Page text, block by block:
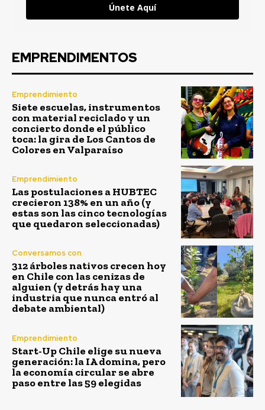
Únete Aquí
EMPRENDIMENTOS
Emprendimiento
Siete escuelas, instrumentos
con material reciclado y un
concierto donde el público
toca: la gira de Los Cantos de
Colores en Valparaíso
Emprendimiento
Las postulaciones a HUBTEC
crecieron 138% en un año (y
estas son las cinco tecnologías
que quedaron seleccionadas)
Conversamos con
312 árboles nativos crecen hoy
en Chile con las cenizas de
alguien (y detrás hay una
industria que nunca entró al
debate ambiental)
Emprendimiento
Start-Up Chile elige su nueva
generación: la IA domina, pero
la economía circular se abre
paso entre las 59 elegidas